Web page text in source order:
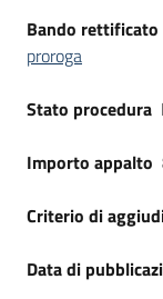
Bando rettificato
proroga
Stato procedura
Importo appalto
Criterio di
Data di